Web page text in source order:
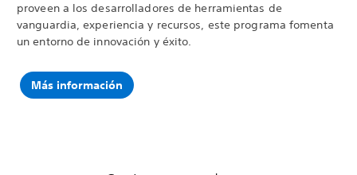
proveen a los desarrolladores de herramientas de
vanguardia, experiencia y recursos, este programa fomenta
un entorno de innovación y éxito.
Más información